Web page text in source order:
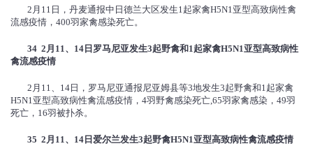
2月11日，丹麦通报中日德兰大区发生1起家禽H5N1亚型高致病性禽
流感疫情，400羽家禽感染死亡。
34 2 月 11、 14 日罗马尼亚发生3起野禽和1起家禽H5N1亚型高致病性
禽流感疫情
2月11、14日，罗马尼亚通报尼亚姆县等3地发生3起野禽和1起家禽
H5N1亚型高致病性禽流感疫情，4羽野禽感染死亡,65羽家禽感染，49羽
死亡，16羽被扑杀。
35 2 月 11、 14 日爱尔兰发生3起野禽H5N1亚型高致病性禽流感疫情